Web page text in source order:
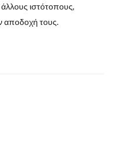
ιστότοπους,
αποδοχή τους.